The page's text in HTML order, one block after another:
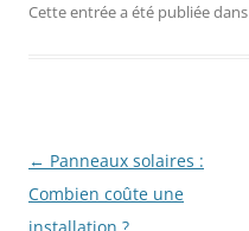
Cette entrée a été publiée dans
Navigation
des
← Panneaux solaires :
Combien coûte une